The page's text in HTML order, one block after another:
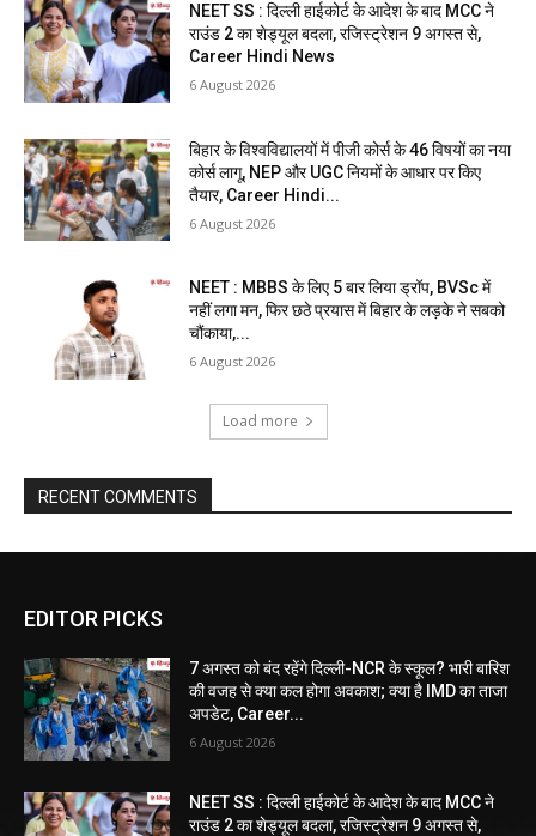
NEET SS : दिल्ली हाईकोर्ट के आदेश के बाद MCC ने
राउंड 2 का शेड्यूल बदला, रजिस्ट्रेशन 9 अगस्त से,
Career Hindi News
6 August 2026
बिहार के विश्वविद्यालयों में पीजी कोर्स के 46 विषयों का नया
कोर्स लागू, NEP और UGC नियमों के आधार पर किए
तैयार, Career Hindi...
6 August 2026
NEET : MBBS के लिए 5 बार लिया ड्रॉप, BVSc में
नहीं लगा मन, फिर छठे प्रयास में बिहार के लड़के ने सबको
चौंकाया,...
6 August 2026
Load more
RECENT COMMENTS
EDITOR PICKS
7 अगस्त को बंद रहेंगे दिल्ली-NCR के स्कूल? भारी बारिश
की वजह से क्या कल होगा अवकाश; क्या है IMD का ताजा
अपडेट, Career...
6 August 2026
NEET SS : दिल्ली हाईकोर्ट के आदेश के बाद MCC ने
राउंड 2 का शेड्यूल बदला, रजिस्ट्रेशन 9 अगस्त से,